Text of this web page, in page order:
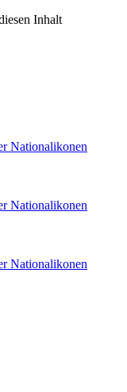
Inhalt
Nationalikonen
Nationalikonen
Nationalikonen